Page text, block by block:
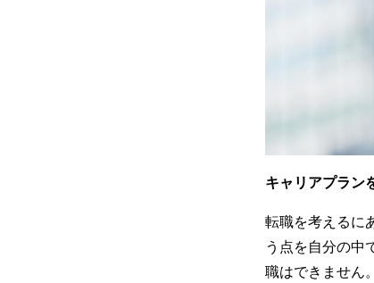
キャリアプラン
転職を考えるに
う点を自分の中
職はできません